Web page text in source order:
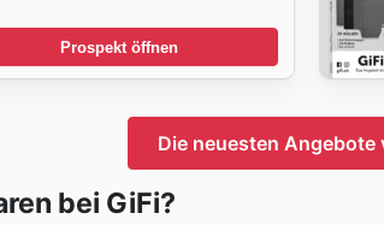
Prospekt öffnen
Die neuesten Angebote
bei GiFi?